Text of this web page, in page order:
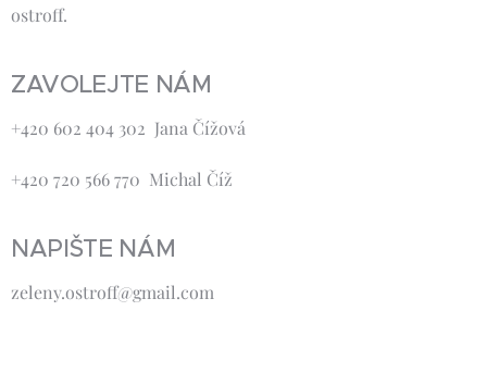
ostroff.
ZAVOLEJTE NÁM
+420 602 404 302 Jana Čížová
+420 720 566 770 Michal Číž
NAPIŠTE NÁM
zeleny.ostroff@gmail.com